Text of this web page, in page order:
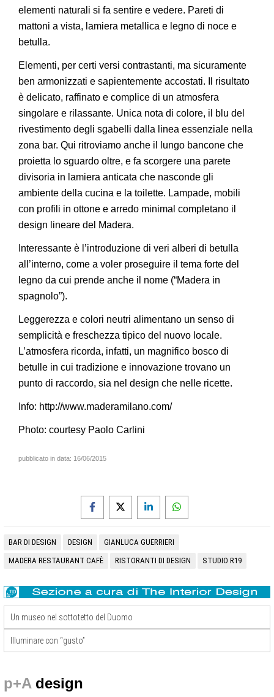
elementi naturali si fa sentire e vedere. Pareti di
mattoni a vista, lamiera metallica e legno di noce e
betulla.
Elementi, per certi versi contrastanti, ma sicuramente
ben armonizzati e sapientemente accostati. Il risultato
è delicato, raffinato e complice di un atmosfera
singolare e rilassante. Unica nota di colore, il blu del
rivestimento degli sgabelli dalla linea essenziale nella
zona bar. Qui ritroviamo anche il lungo bancone che
proietta lo sguardo oltre, e fa scorgere una parete
divisoria in lamiera anticata che nasconde gli
ambiente della cucina e la toilette. Lampade, mobili
con profili in ottone e arredo minimal completano il
design lineare del Madera.
Interessante è l’introduzione di veri alberi di betulla
all’interno, come a voler proseguire il tema forte del
legno da cui prende anche il nome (“Madera in
spagnolo”).
Leggerezza e colori neutri alimentano un senso di
semplicità e freschezza tipico del nuovo locale.
L’atmosfera ricorda, infatti, un magnifico bosco di
betulle in cui tradizione e innovazione trovano un
punto di raccordo, sia nel design che nelle ricette.
Info: http://www.maderamilano.com/
Photo: courtesy Paolo Carlini
pubblicato in data: 16/06/2015
BAR DI DESIGN DESIGN
GIANLUCA GUERRIERI
MADERA RESTAURANT CAFÈ
RISTORANTI DI DESIGN STUDIO R19
Un museo nel sottotetto del Duomo
Illuminare con “gusto”
p+A design